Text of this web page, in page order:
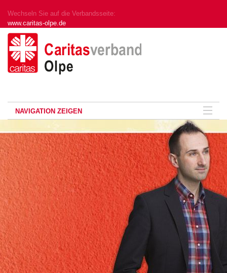
Wechseln Sie auf die Verbandsseite:
www.caritas-olpe.de
NAVIGATION ZEIGEN